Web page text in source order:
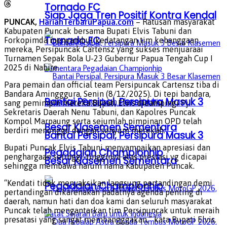
Tornado FC
Bantai Persipal, Persipura Masuk 3
Besar Klasemen Sementara
Pegadaian Championhip
Siap Jaga Tren Positif Kontra Kendal
Tornado FC
Bantai Persipal, Persipura Masuk 3
Besar Klasemen Sementara
Pegadaian Championhip
PUNCAK, HarianTerbaruPapua.com– Ratusan masyarakat
Kabupaten Puncak bersama Bupati Elvis Tabuni dan
Forkopimda menyambut kedatangan tim kebanggaan
mereka, Persipuncak Cartensz yang sukses menjuaraai
Turnamen Sepak Bola U-23 Gubernur Papua Tengah Cup I
2025 di Nabire.
Para pemain dan official team Persipuncak Cartensz tiba di
Bandara Amingggura, Senin (8/12/2025). Di tepi bandara,
sang pemimpin mereka Bupati Elvis didampingi Pj.
Sekretaris Daerah Nenu Tabuni, dan Kapolres Puncak
Kompol Marpaung serta sejumlah pimpinan OPD telah
berdiri menunggu dengan senyum merekah.
Bupati Puncak Elvis Tabuni menyampaikan apresiasi dan
penghargaan setinggi-tingginya atas prestasi yg dicapai
sehingga membawa harum nama Kabupaten Puncak.
“Kendati tidak menyaksikan langsung pertandingan demi
pertandingan dikarenakan padatnya agenda penting di
daerah, namun hati dan doa kami dan seluruh masyarakat
Puncak telah mengantarkan tim Persipuncak untuk meraih
presatasi yang sangat membangggakan,” kata Bupati Elvis.